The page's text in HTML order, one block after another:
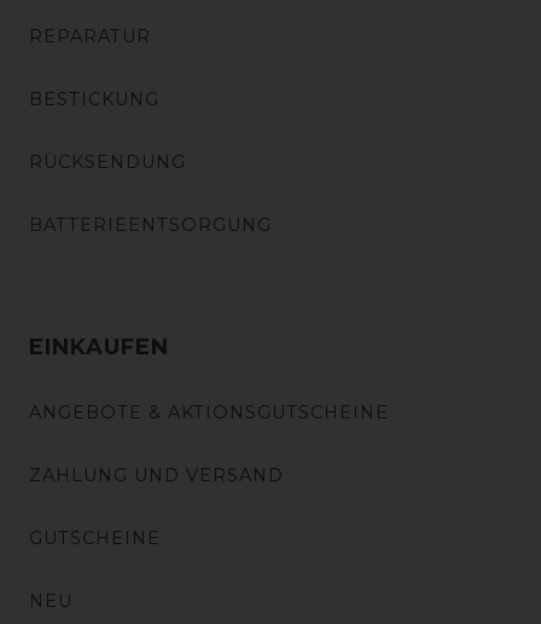
REPARATUR
BESTICKUNG
RÜCKSENDUNG
BATTERIEENTSORGUNG
EINKAUFEN
ANGEBOTE & AKTIONSGUTSCHEINE
ZAHLUNG UND VERSAND
GUTSCHEINE
NEU